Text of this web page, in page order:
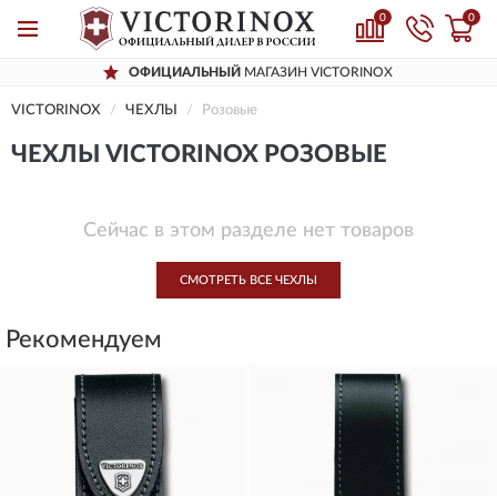
0 0
ОФИЦИАЛЬНЫЙ МАГАЗИН VICTORINOX
VICTORINOX ЧЕХЛЫ Розовые
ЧЕХЛЫ VICTORINOX РОЗОВЫЕ
Сейчас в этом разделе нет товаров
СМОТРЕТЬ ВСЕ ЧЕХЛЫ
Рекомендуем